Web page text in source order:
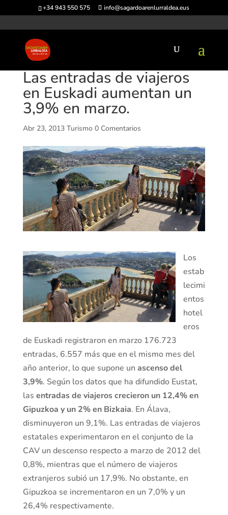
+34 943 550 575 info@sagardoarenlurraldea.eus
Las entradas de viajeros
en Euskadi aumentan un
3,9% en marzo.
Abr 23, 2013 Turismo 0 Comentarios
Los
estab
lecimi
entos
hotel
eros
de Euskadi registraron en marzo 176.723
entradas, 6.557 más que en el mismo mes del
año anterior, lo que supone un ascenso del
3,9%. Según los datos que ha difundido Eustat,
las entradas de viajeros crecieron un 12,4% en
Gipuzkoa y un 2% en Bizkaia. En Álava,
disminuyeron un 9,1%. Las entradas de viajeros
estatales experimentaron en el conjunto de la
CAV un descenso respecto a marzo de 2012 del
0,8%, mientras que el número de viajeros
extranjeros subió un 17,9%. No obstante, en
Gipuzkoa se incrementaron en un 7,0% y un
26,4% respectivamente.